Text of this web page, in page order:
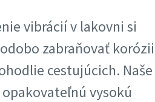
vibrácií v lakovni si
zabraňovať
cestujúcich. Naše
vysokú